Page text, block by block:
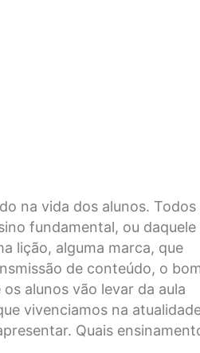
na vida dos alunos. Todos
fundamental, ou daquele
lição, alguma marca, que
de conteúdo, o
alunos vão levar da aula
vivenciamos na
Quais